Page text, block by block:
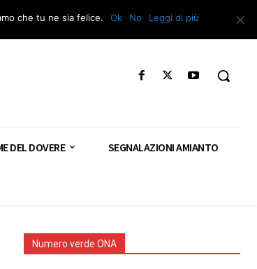
DEL DOVERE SEGNALAZIONI AMIANTO
Numero verde ONA
che tu ne sia felice. Ok No Leggi di più